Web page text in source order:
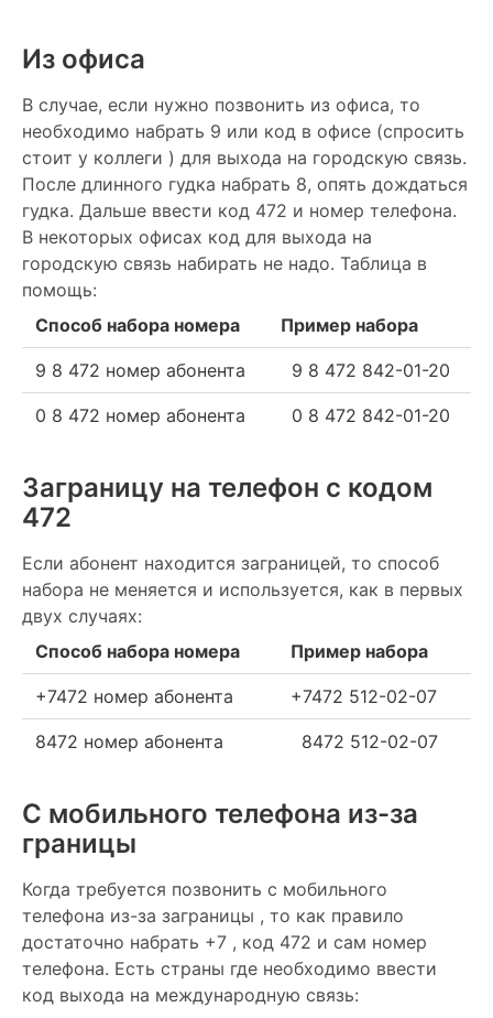
Из офиса
В случае, если нужно позвонить из офиса, то
необходимо набрать 9 или код в офисе (спросить
стоит у коллеги ) для выхода на городскую связь.
После длинного гудка набрать 8, опять дождаться
гудка. Дальше ввести код 472 и номер телефона.
В некоторых офисах код для выхода на
городскую связь набирать не надо. Таблица в
помощь:
Способ набора номера
Пример набора
9 8 472 номер абонента 9 8 472 842-01-20
0 8 472 номер абонента 0 8 472 842-01-20
Заграницу на телефон c кодом
472
Если абонент находится заграницей, то способ
набора не меняется и используется, как в первых
двух случаях:
Способ набора номера
Пример набора
+7472 номер абонента +7472 512-02-07
8472 номер абонента 8472 512-02-07
С мобильного телефона из-за
границы
Когда требуется позвонить с мобильного
телефона из-за заграницы , то как правило
достаточно набрать +7 , код 472 и сам номер
телефона. Есть страны где необходимо ввести
код выхода на международную связь: